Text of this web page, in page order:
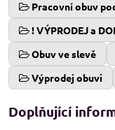
Pracovní obuv
! VÝPRODEJ a
Obuv ve slevě
Výprodej obuvi
Doplňující